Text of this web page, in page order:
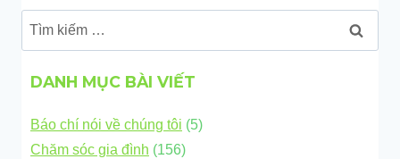
Tìm
kiếm
cho:
DANH MỤC BÀI VIẾT
Báo chí nói về chúng tôi (5)
Chăm sóc gia đình (156)